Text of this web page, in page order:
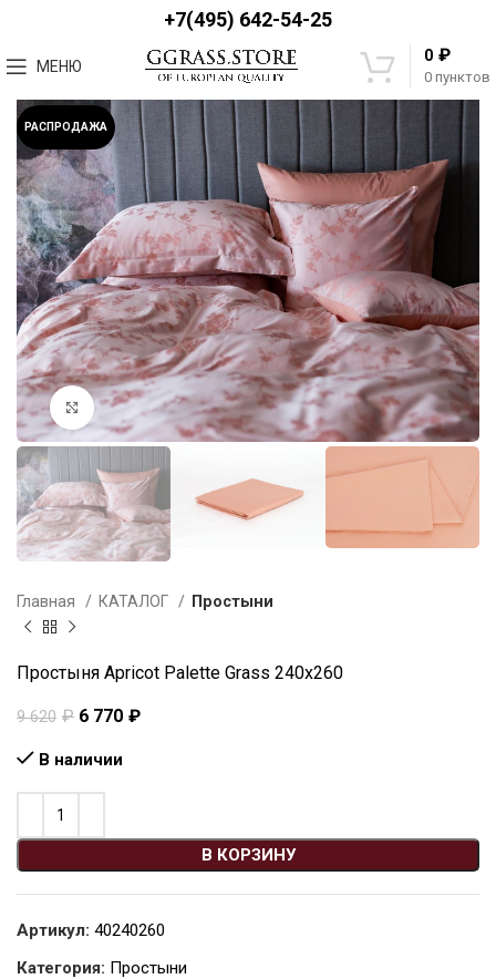
+7(495) 642-54-25
МЕНЮ
0 пунктов
0 ₽
РАСПРОДАЖА
Увеличить
Главная КАТАЛОГ Простыни
Простыня Apricot Palette Grass 240х260
9 620 ₽ 6 770 ₽
В наличии
В КОРЗИНУ
Артикул: 40240260
Категория: Простыни